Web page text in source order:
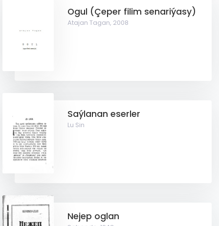
Ogul (Çeper filim senariýasy)
Atajan Tagan, 2008
Saýlanan eserler
Lu Sin
Nejep oglan